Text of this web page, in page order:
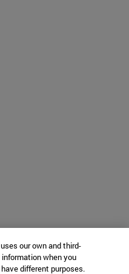
our own and third-
when you
different purposes.